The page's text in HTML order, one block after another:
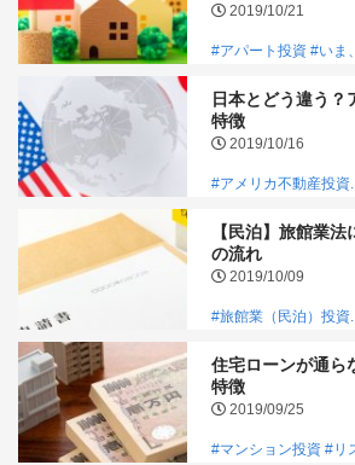
2019/10/21
#アパート投資 #いま
日本とどう違う？
特徴
2019/10/16
#アメリカ不動産投資
【民泊】旅館業
の流れ
2019/10/09
#旅館業（民泊）投資
住宅ローンが通ら
特徴
2019/09/25
#マンション投資 #リ